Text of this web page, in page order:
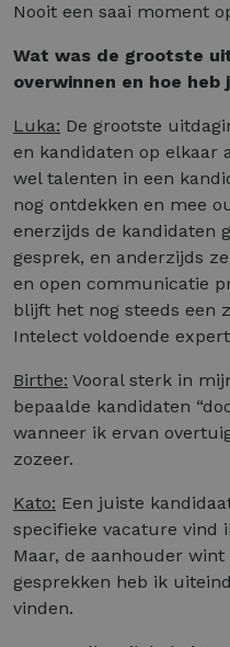
Nooit een saai moment
Wat was de grootste
overwinnen en hoe heb
Luka: De grootste
en kandidaten op elkaar
wel talenten in een
nog ontdekken en mee
enerzijds de kandidaten
gesprek, en anderzijds
en open communicatie
blijft het nog steeds een
Intelect voldoende
Birthe: Vooral sterk in
bepaalde kandidaten
wanneer ik ervan
zozeer.
Kato: Een juiste
specifieke vacature vind
Maar, de aanhouder
gesprekken heb ik
vinden.